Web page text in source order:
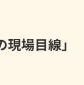
場目線」